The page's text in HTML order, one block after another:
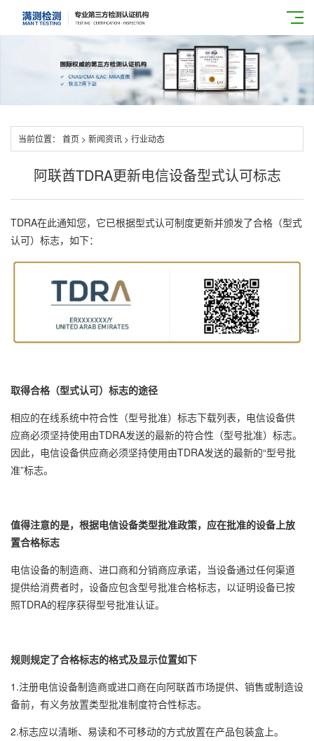
当前位置： 首页 > 新闻资讯 > 行业动态
阿联酋TDRA更新电信设备型式认可标志
TDRA在此通知您，它已根据型式认可制度更新并颁发了合格（型式
认可）标志，如下：
取得合格（型式认可）标志的途径
相应的在线系统中符合性（型号批准）标志下载列表，电信设备供
应商必须坚持使用由TDRA发送的最新的符合性（型号批准）标志。
因此，电信设备供应商必须坚持使用由TDRA发送的最新的“型号批
准”标志。
值得注意的是，根据电信设备类型批准政策，应在批准的设备上放
置合格标志
电信设备的制造商、进口商和分销商应承诺，当设备通过任何渠道
提供给消费者时，设备应包含型号批准合格标志，以证明设备已按
照TDRA的程序获得型号批准认证。
规则规定了合格标志的格式及显示位置如下
1.注册电信设备制造商或进口商在向阿联酋市场提供、销售或制造设
备前，有义务放置类型批准制度符合性标志。
2.标志应以清晰、易读和不可移动的方式放置在产品包装盒上。